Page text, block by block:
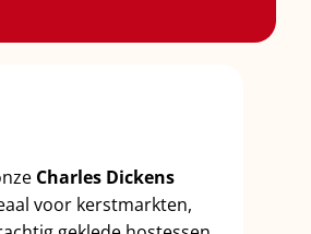
Charles Dickens
voor kerstmarkten,